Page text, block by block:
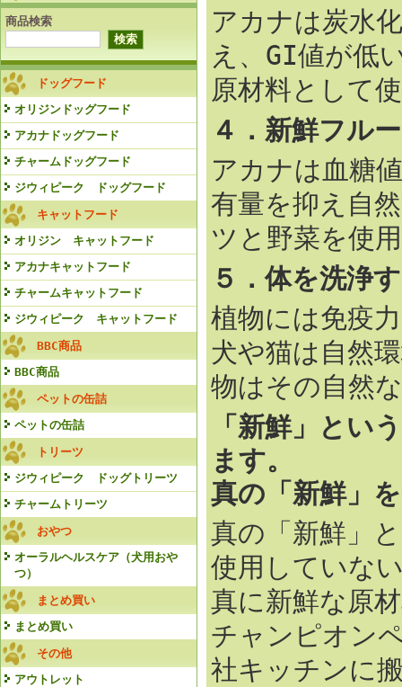
商品検索
ドッグフード
オリジンドッグフード
アカナドッグフード
チャームドッグフード
ジウィピーク ドッグフード
キャットフード
オリジン キャットフード
アカナキャットフード
チャームキャットフード
ジウィピーク キャットフード
BBC商品
BBC商品
ペットの缶詰
ペットの缶詰
トリーツ
ジウィピーク ドッグトリーツ
チャームトリーツ
おやつ
オーラルヘルスケア（犬用おや
つ）
まとめ買い
まとめ買い
その他
アウトレット
アカナは炭水
え、GI値が低
原材料として
４．新鮮フル
アカナは血糖
有量を抑え自
ツと野菜を使
５．体を洗浄
植物には免疫
犬や猫は自然
物はその自然
「新鮮」とい
ます。
真の「新鮮」
真の「新鮮」
使用していな
真に新鮮な原
チャンピオン
社キッチンに